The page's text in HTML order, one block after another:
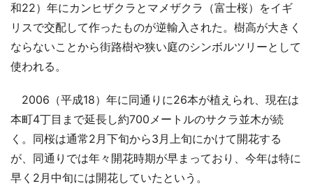
和22）年にカンヒザクラとマメザクラ（富士桜）をイギ
リスで交配して作ったものが逆輸入された。樹高が大きく
ならないことから街路樹や狭い庭のシンボルツリーとして
使われる。
2006（平成18）年に同通りに26本が植えられ、現在は
本町4丁目まで延長し約700メートルのサクラ並木が続
く。同桜は通常2月下旬から3月上旬にかけて開花する
が、同通りでは年々開花時期が早まっており、今年は特に
早く2月中旬には開花していたという。